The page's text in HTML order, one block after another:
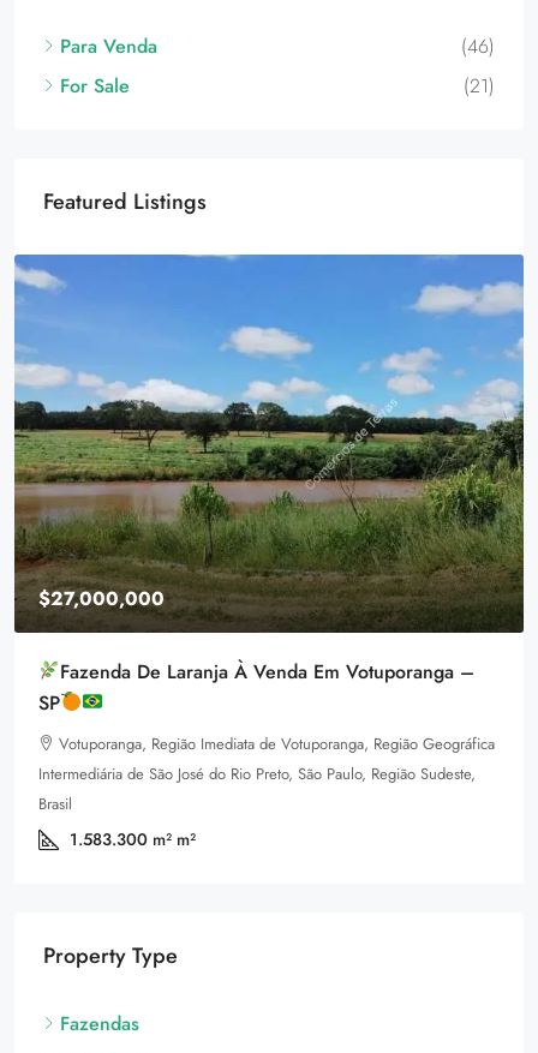
–
Geográfica
Sudeste,
$1,599,000
Equestrian Land
3385 Pan American Dr, Miami, FL 33133, USA
m²
Property Type
Waterfront
Land for Sale